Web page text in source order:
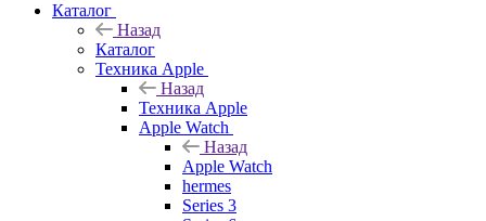
Каталог
Назад
Каталог
Техника Apple
Назад
Техника Apple
Apple Watch
Назад
Apple Watch
hermes
Series 3